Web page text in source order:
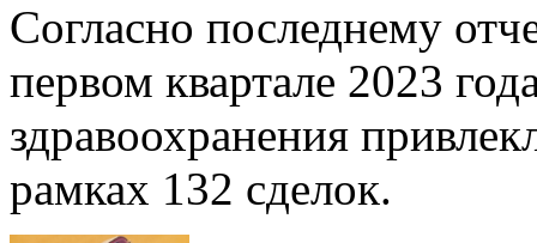
Согласно последнему
первом квартале 2023
здравоохранения
рамках 132 сделок.